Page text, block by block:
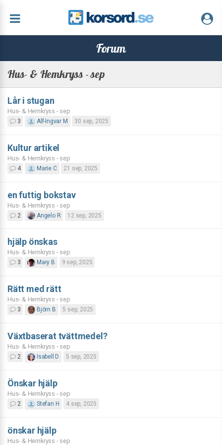
Forum
Hus- & Hemkryss - sep
Lår i stugan
Hus- & Hemkryss - sep
3 Alf-Ingvar M 30 sep, 2025
Kultur artikel
Hus- & Hemkryss - sep
4 Marie C 21 sep, 2025
en futtig bokstav
Hus- & Hemkryss - sep
2 Angelo R 12 sep, 2025
hjälp önskas
Hus- & Hemkryss - sep
3 Mary B 9 sep, 2025
Rätt med rätt
Hus- & Hemkryss - sep
3 Björn B 5 sep, 2025
Växtbaserat tvättmedel?
Hus- & Hemkryss - sep
2 Isabell D 5 sep, 2025
Önskar hjälp
Hus- & Hemkryss - sep
2 Stefan H 4 sep, 2025
önskar hjälp
Hus- & Hemkryss - sep